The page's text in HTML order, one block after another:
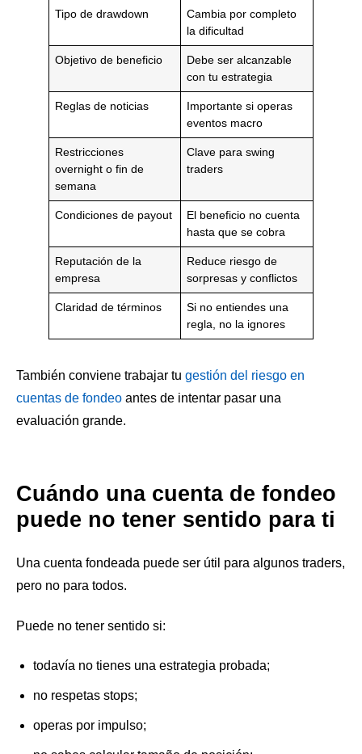
Tipo de drawdown
Cambia por completo
la dificultad
Objetivo de beneficio
Debe ser alcanzable
con tu estrategia
Reglas de noticias
Importante si operas
eventos macro
Restricciones
overnight o fin de
semana
Clave para swing
traders
Condiciones de payout
El beneficio no cuenta
hasta que se cobra
Reputación de la
empresa
Reduce riesgo de
sorpresas y conflictos
Claridad de términos
Si no entiendes una
regla, no la ignores
También conviene trabajar tu gestión del riesgo en
cuentas de fondeo antes de intentar pasar una
evaluación grande.
Cuándo una cuenta de fondeo
puede no tener sentido para ti
Una cuenta fondeada puede ser útil para algunos traders,
pero no para todos.
Puede no tener sentido si:
todavía no tienes una estrategia probada;
no respetas stops;
operas por impulso;